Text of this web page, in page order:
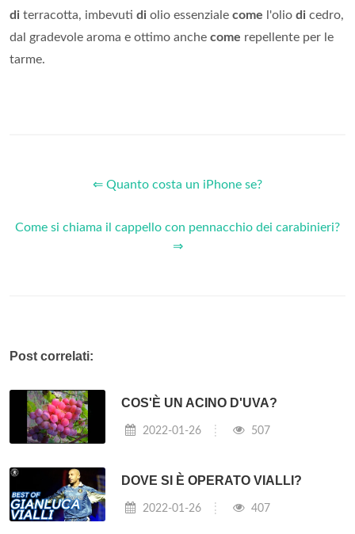
di terracotta, imbevuti di olio essenziale come l'olio di cedro,
dal gradevole aroma e ottimo anche come repellente per le
tarme.
⇐ Quanto costa un iPhone se?
Come si chiama il cappello con pennacchio dei carabinieri?
⇒
Post correlati:
COS'È UN ACINO D'UVA?
2022-01-26 507
DOVE SI È OPERATO VIALLI?
2022-01-26 407